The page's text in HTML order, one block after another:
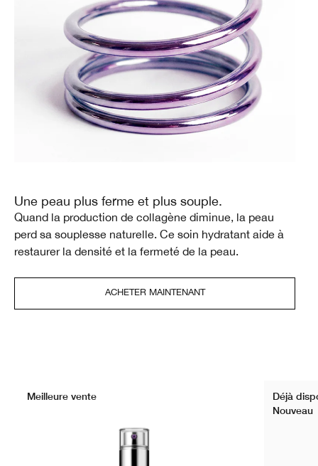
Une peau plus ferme et plus souple.
Quand la production de collagène diminue, la peau
perd sa souplesse naturelle. Ce soin hydratant aide à
restaurer la densité et la fermeté de la peau.
ACHETER MAINTENANT
Meilleure vente
Déjà
Nouveau